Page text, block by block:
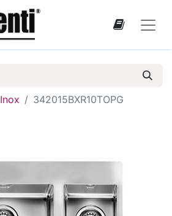
Inox 342015BXR10TOPG